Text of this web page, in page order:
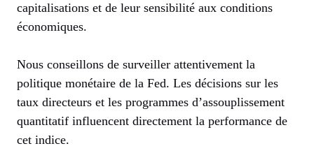
capitalisations et de leur sensibilité aux conditions
économiques.
Nous conseillons de surveiller attentivement la
politique monétaire de la Fed. Les décisions sur les
taux directeurs et les programmes d’assouplissement
quantitatif influencent directement la performance de
cet indice.